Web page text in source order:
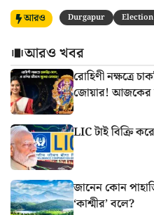
আরও Durgapur
আরও খবর
রোহিণী নক্ষত্রে
জোয়ার! আজকের
LIC টাই বিক্রি
জানেন কোন
‘কাশ্মীর’ বলে?